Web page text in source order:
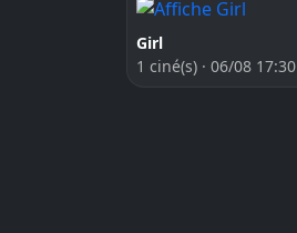
Girl
1 ciné(s) · 06/08 17:30